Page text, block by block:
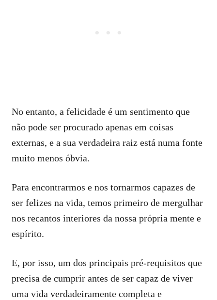
No entanto, a felicidade é um sentimento que
não pode ser procurado apenas em coisas
externas, e a sua verdadeira raiz está numa fonte
muito menos óbvia.
Para encontrarmos e nos tornarmos capazes de
ser felizes na vida, temos primeiro de mergulhar
nos recantos interiores da nossa própria mente e
espírito.
E, por isso, um dos principais pré-requisitos que
precisa de cumprir antes de ser capaz de viver
uma vida verdadeiramente completa e